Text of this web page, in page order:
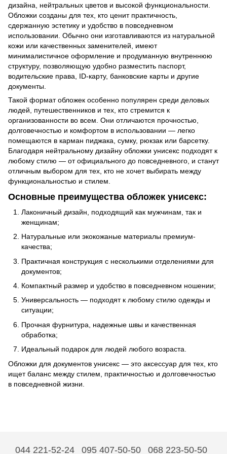
дизайна, нейтральных цветов и высокой функциональности.
Обложки созданы для тех, кто ценит практичность,
сдержанную эстетику и удобство в повседневном
использовании. Обычно они изготавливаются из натуральной
кожи или качественных заменителей, имеют
минималистичное оформление и продуманную внутреннюю
структуру, позволяющую удобно разместить паспорт,
водительские права, ID-карту, банковские карты и другие
документы.
Такой формат обложек особенно популярен среди деловых
людей, путешественников и тех, кто стремится к
организованности во всем. Они отличаются прочностью,
долговечностью и комфортом в использовании — легко
помещаются в карман пиджака, сумку, рюкзак или барсетку.
Благодаря нейтральному дизайну обложки унисекс подходят к
любому стилю — от официального до повседневного, и станут
отличным выбором для тех, кто не хочет выбирать между
функциональностью и стилем.
Основные преимущества обложек унисекс:
Лаконичный дизайн, подходящий как мужчинам, так и
женщинам;
Натуральные или экокожаные материалы премиум-
качества;
Практичная конструкция с несколькими отделениями для
документов;
Компактный размер и удобство в повседневном ношении;
Универсальность — подходят к любому стилю одежды и
ситуации;
Прочная фурнитура, надежные швы и качественная
обработка;
Идеальный подарок для людей любого возраста.
Обложки для документов унисекс — это аксессуар для тех, кто
ищет баланс между стилем, практичностью и долговечностью
в повседневной жизни.
044 221-52-24 095 407-50-50 068 223-50-50